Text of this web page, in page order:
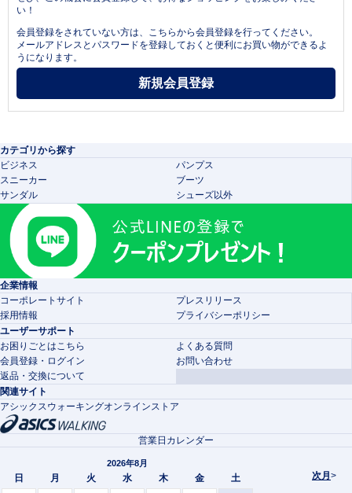
い！
会員登録をされていない方は、こちらから会員登録を行ってください。
メールアドレスとパスワードを登録しておくと便利にお買い物ができるよ
うになります。
カテゴリから探す
ビジネス
パンプス
スニーカー
ブーツ
サンダル
シューズ以外
企業情報
コーポレートサイト
プレスリリース
採用情報
プライバシーポリシー
ユーザーサポート
お困りごとはこちら
よくある質問
会員登録・ログイン
お問い合わせ
返品・交換について
関連サイト
アシックスウォーキングオンラインストア
次月 >
営業日カレンダー
2026年8月
日 月 火 水 木 金 土